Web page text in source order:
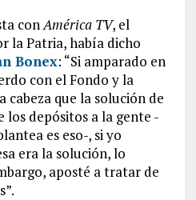
conAmérica TV, el
la Patria, había dicho
Bonex: “Si amparado en
con el Fondo y la
cabeza que la solución de
depósitos a la gente -
es eso-, si yo
era la solución, lo
aposté a tratar de